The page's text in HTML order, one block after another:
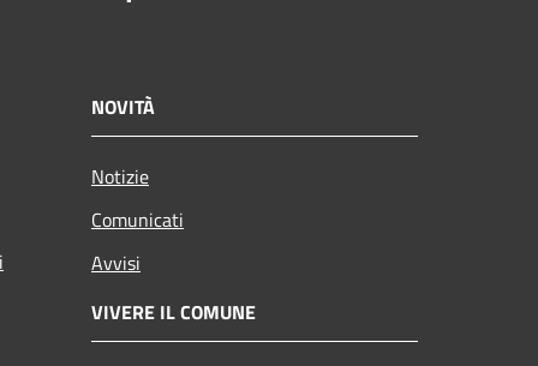
NOVITÀ
Notizie
Comunicati
Avvisi
VIVERE IL COMUNE